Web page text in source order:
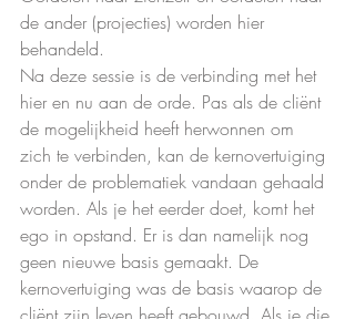
de ander (projecties) worden hier
behandeld.
Na deze sessie is de verbinding met het
hier en nu aan de orde. Pas als de cliënt
de mogelijkheid heeft herwonnen om
zich te verbinden, kan de kernovertuiging
onder de problematiek vandaan gehaald
worden. Als je het eerder doet, komt het
ego in opstand. Er is dan namelijk nog
geen nieuwe basis gemaakt. De
kernovertuiging was de basis waarop de